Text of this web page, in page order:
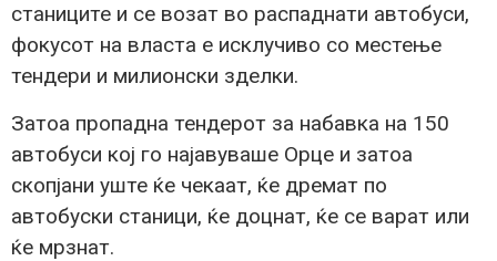
станиците и се возат во распаднати автобуси,
фокусот на власта е исклучиво со местење
тендери и милионски зделки.
Затоа пропадна тендерот за набавка на 150
автобуси кој го најавуваше Орце и затоа
скопјани уште ќе чекаат, ќе дремат по
автобуски станици, ќе доцнат, ќе се варат или
ќе мрзнат.